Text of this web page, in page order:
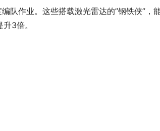
队作业。这些搭载激光雷达的”钢铁侠”，
3倍。